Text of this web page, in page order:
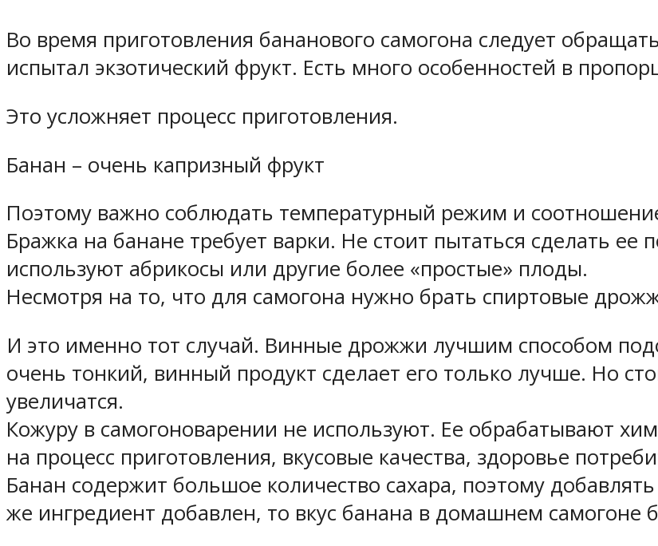
Во время приготовления бананового самогона следует
испытал экзотический фрукт. Есть много особенностей в
Это усложняет процесс приготовления.
Банан – очень капризный фрукт
Поэтому важно соблюдать температурный режим и
Бражка на банане требует варки. Не стоит пытаться сделать
используют абрикосы или другие более «простые» плоды.
Несмотря на то, что для самогона нужно брать спиртовые
И это именно тот случай. Винные дрожжи лучшим способом
очень тонкий, винный продукт сделает его только лучше. Но
увеличатся.
Кожуру в самогоноварении не используют. Ее обрабатывают
на процесс приготовления, вкусовые качества, здоровье
Банан содержит большое количество сахара, поэтому
же ингредиент добавлен, то вкус банана в домашнем самогоне